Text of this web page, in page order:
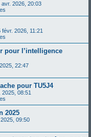
avr. 2026, 20:03
févr. 2026, 11:21
pour l’intelligence
22:47
pour TU5J4
2025, 08:51
2025
09:50